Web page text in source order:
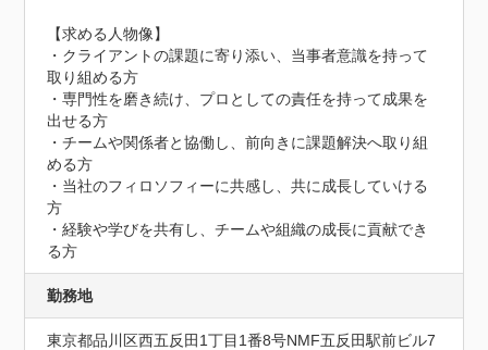
【求める人物像】
・クライアントの課題に寄り添い、当事者意識を持って
取り組める方
・専門性を磨き続け、プロとしての責任を持って成果を
出せる方
・チームや関係者と協働し、前向きに課題解決へ取り組
める方
・当社のフィロソフィーに共感し、共に成長していける
方
・経験や学びを共有し、チームや組織の成長に貢献でき
る方
勤務地
東京都品川区西五反田1丁目1番8号NMF五反田駅前ビル7